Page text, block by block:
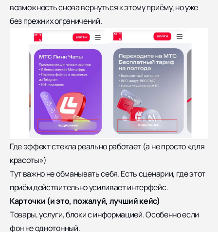
возможность снова вернуться к этому приёму, но уже
без прежних ограничений.
Где эффект стекла реально работает (а не просто «для
красоты»)
Тут важно не обманывать себя. Есть сценарии, где этот
приём действительно усиливает интерфейс.
Карточки (и это, пожалуй, лучший кейс)
Товары, услуги, блоки с информацией. Особенно если
фон не однотонный.